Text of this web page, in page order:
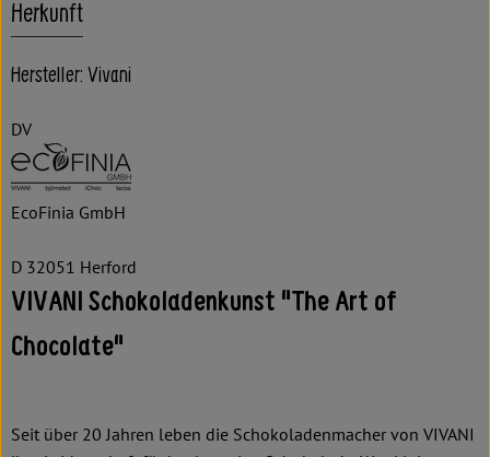
Herkunft
Hersteller: Vivani
DV
EcoFinia GmbH
D 32051 Herford
VIVANI Schokoladenkunst "The Art of
Chocolate"
Seit über 20 Jahren leben die Schokoladenmacher von VIVANI